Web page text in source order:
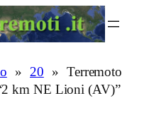
» 20 » Terremoto
km NE Lioni (AV)”